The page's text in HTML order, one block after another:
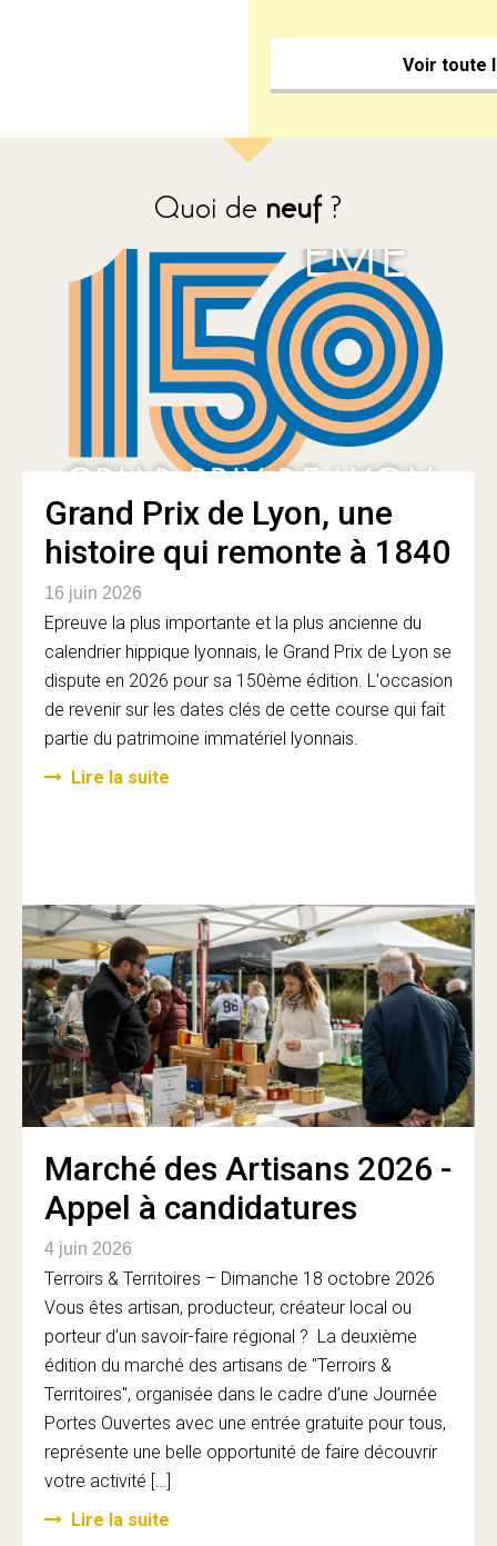
Voir toute
Quoi de neuf?
Grand Prix de Lyon, une
histoire qui remonte à 1840
16 juin 2026
Epreuve la plus importante et la plus ancienne du
calendrier hippique lyonnais, le Grand Prix de Lyon se
dispute en 2026 pour sa 150ème édition. L'occasion
de revenir sur les dates clés de cette course qui fait
partie du patrimoine immatériel lyonnais.
Lire la suite
Marché des Artisans 2026 -
Appel à candidatures
4 juin 2026
Terroirs & Territoires – Dimanche 18 octobre 2026
Vous êtes artisan, producteur, créateur local ou
porteur d’un savoir-faire régional ? La deuxième
édition du marché des artisans de "Terroirs &
Territoires", organisée dans le cadre d’une Journée
Portes Ouvertes avec une entrée gratuite pour tous,
représente une belle opportunité de faire découvrir
votre activité […]
Lire la suite